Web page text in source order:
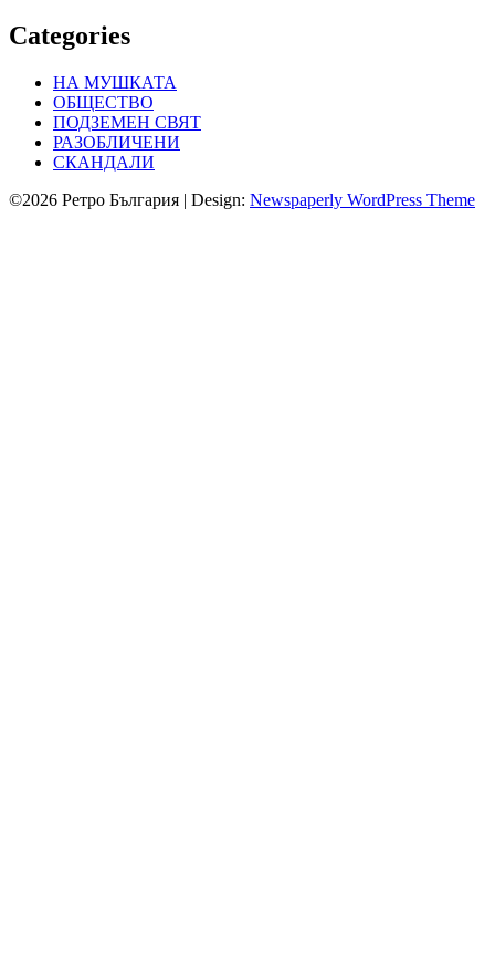
Categories
НА МУШКАТА
ОБЩЕСТВО
ПОДЗЕМЕН СВЯТ
РАЗОБЛИЧЕНИ
СКАНДАЛИ
©2026 Ретро България | Design: Newspaperly WordPress Theme